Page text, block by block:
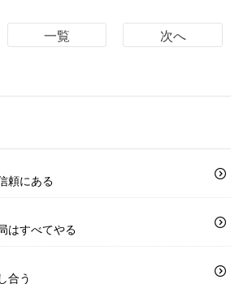
一覧 次へ
頼にある
はすべてやる
合う